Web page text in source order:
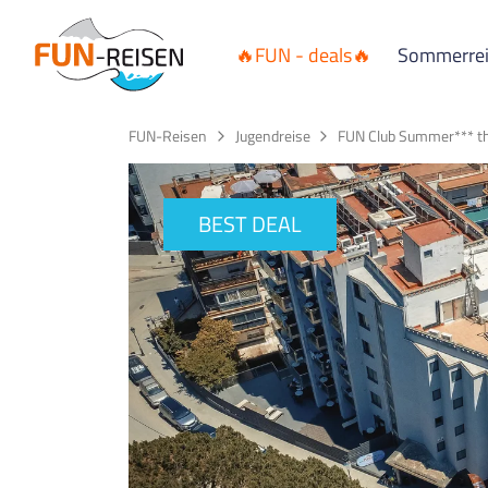
🔥FUN - deals🔥
FUN-Reisen Jugendreise FUN Club Summer***
BEST DEAL